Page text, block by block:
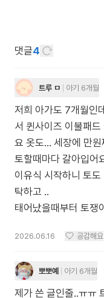
댓글4
트루 ㅁ 아기 6개월
저희 아가도 7개월인
서 퀸사이즈 이불패
요 옷도... 세장에 만
토할때마다 갈아입어
이유식 시작하니 토도
탁하고 ..
태어났을때부터 토쟁
2026.06.16 공감해요
뽀뽀예 아기 6개월
제가 쓴 글인줄..ㅠㅠ